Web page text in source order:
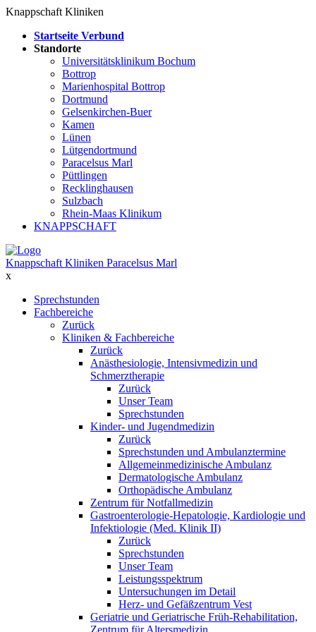
Knappschaft Kliniken
Startseite Verbund
Standorte
Universitätsklinikum Bochum
Bottrop
Marienhospital Bottrop
Dortmund
Gelsenkirchen-Buer
Kamen
Lünen
Lütgendortmund
Paracelsus Marl
Püttlingen
Recklinghausen
Sulzbach
Rhein-Maas Klinikum
KNAPPSCHAFT
Knappschaft Kliniken Paracelsus Marl
x
Sprechstunden
Fachbereiche
Zurück
Kliniken & Fachbereiche
Zurück
Anästhesiologie, Intensivmedizin und
Schmerztherapie
Zurück
Unser Team
Sprechstunden
Kinder- und Jugendmedizin
Zurück
Sprechstunden und Ambulanztermine
Allgemeinmedizinische Ambulanz
Dermatologische Ambulanz
Orthopädische Ambulanz
Zentrum für Notfallmedizin
Gastroenterologie-Hepatologie, Kardiologie und
Infektiologie (Med. Klinik II)
Zurück
Sprechstunden
Unser Team
Leistungsspektrum
Untersuchungen im Detail
Herz- und Gefäßzentrum Vest
Geriatrie und Geriatrische Früh-Rehabilitation,
Zentrum für Altersmedizin